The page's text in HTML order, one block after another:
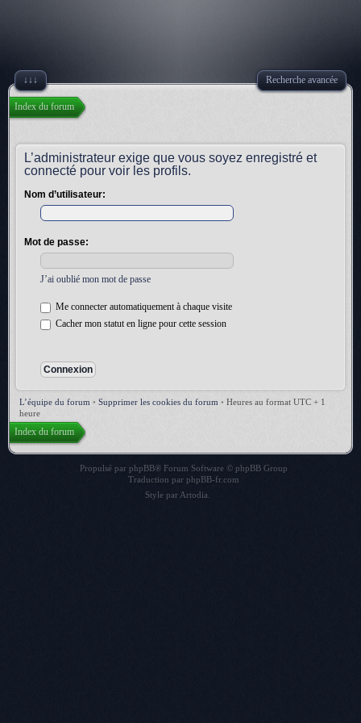
↓↓↓ Recherche avancée
Index du forum
L’administrateur exige que vous soyez enregistré et
connecté pour voir les profils.
Nom d’utilisateur:
Mot de passe:
J’ai oublié mon mot de passe
Me connecter automatiquement à chaque visite
Cacher mon statut en ligne pour cette session
L’équipe du forum • Supprimer les cookies du forum • Heures au format UTC + 1
heure
Index du forum
Propulsé par phpBB® Forum Software © phpBB Group
Traduction par phpBB-fr.com
Style par Artodia